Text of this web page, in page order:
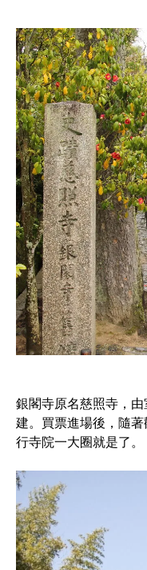
銀閣寺原名慈照寺，
建。買票進場後，隨
行寺院一大圈就是了。